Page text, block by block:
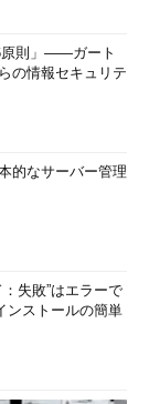
原則」――ガート
の情報セキュリテ
的なサーバー管理
失敗”はエラーで
ストールの簡単